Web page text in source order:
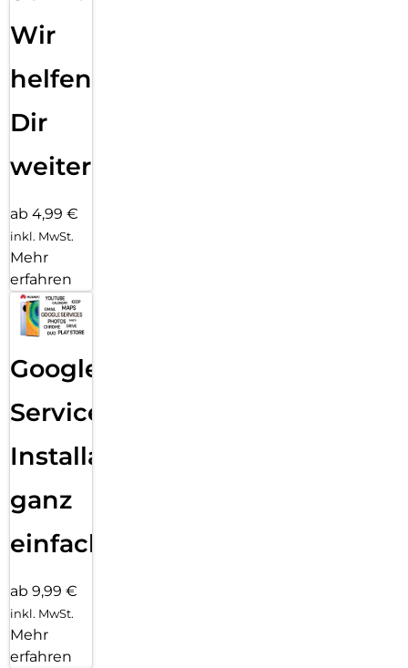
Wir
helfen
Dir
weiter
ab 4,99 €
inkl. MwSt.
Mehr
erfahren
Google
Services
Installation
ganz
einfach
ab 9,99 €
inkl. MwSt.
Mehr
erfahren